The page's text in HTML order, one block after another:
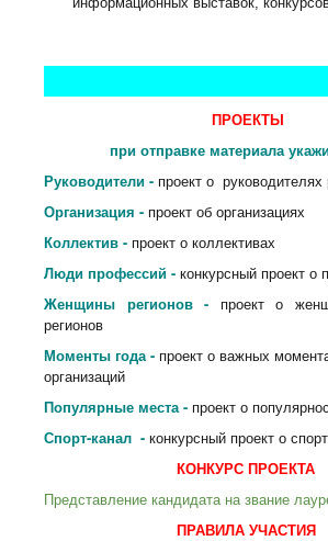
ПРОЕКТЫ
при отправке материала
Руководители - проект о
Организация - проект об организациях
Коллектив - проект о коллективах
Люди профессий - конкурсный проект о
Женщины регионов -
проект о
регионов
Моменты года - проект о важных
организаций
Популярные места - проект о
Спорт-канал - конкурсный проект о
КОНКУРС ПРОЕКТА
Представление кандидата на звание
ПРАВИЛА УЧАСТИЯ